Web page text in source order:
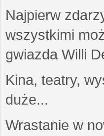
Najpierw
wszystkimi
gwiazda Willi
Kina, teatry,
duże...
Wrastanie w